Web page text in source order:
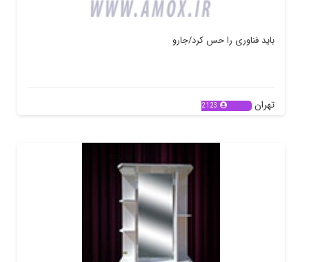
باید فناوری را حس کرد/جارو
تهران 2123